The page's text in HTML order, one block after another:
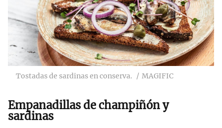
Tostadas de sardinas en conserva. MAGIFIC
Empanadillas de champiñón y
sardinas